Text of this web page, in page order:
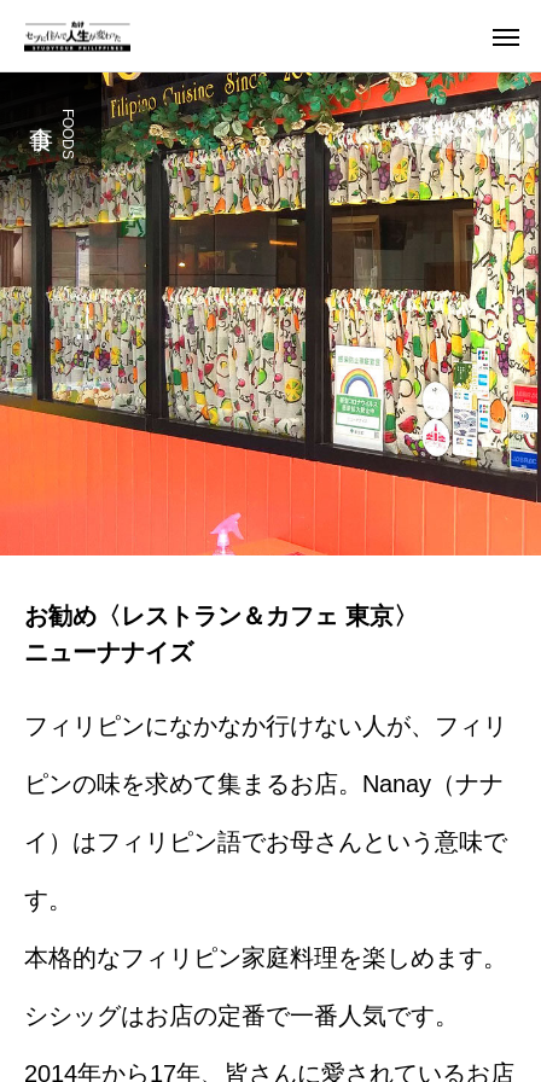
FOODS
お勧め〈レストラン＆カフェ 東京〉
ニューナナイズ
フィリピンになかなか行けない人が、フィリ
ピンの味を求めて集まるお店。Nanay（ナナ
イ）はフィリピン語でお母さんという意味で
す。
本格的なフィリピン家庭料理を楽しめます。
シシッグはお店の定番で一番人気です。
2014年から17年、皆さんに愛されているお店